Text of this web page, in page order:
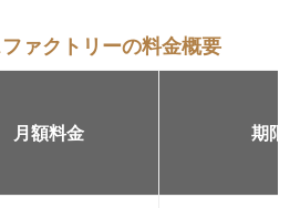
ァクトリーの料金概要
月額料金 期限